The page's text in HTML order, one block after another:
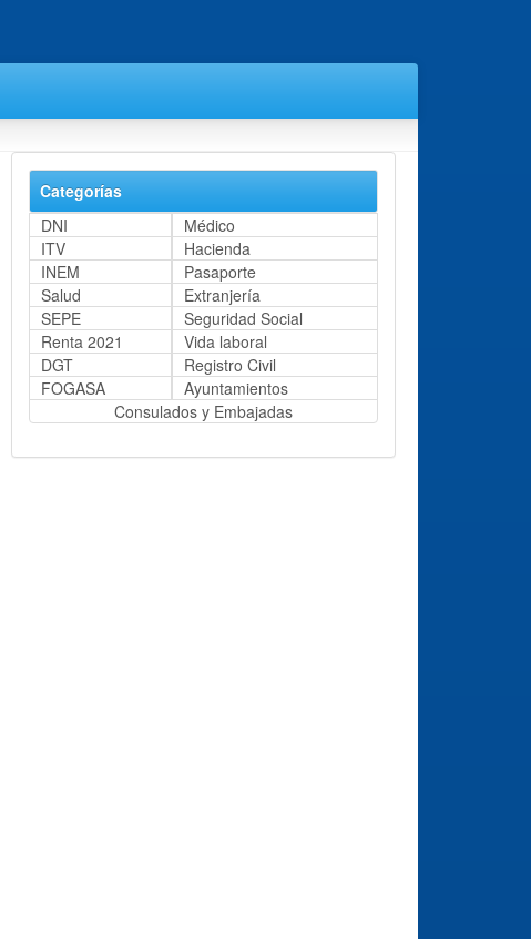
Categorías
DNI
Médico
ITV
Hacienda
INEM
Pasaporte
Salud
Extranjería
SEPE
Seguridad Social
Renta 2021
Vida laboral
DGT
Registro Civil
FOGASA
Ayuntamientos
Consulados y Embajadas